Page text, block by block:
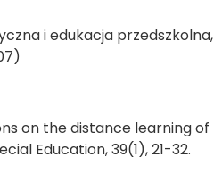
i edukacja przedszkolna,
on the distance learning of
Education, 39(1), 21-32.